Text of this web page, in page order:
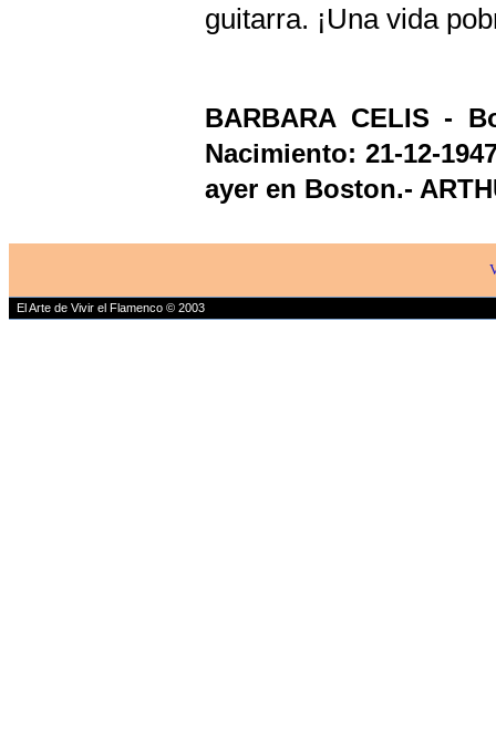
guitarra. ¡Una vida
BARBARA CELIS -
Nacimiento: 21-12-
ayer en Boston.-
El Arte de Vivir el Flamenco © 2003